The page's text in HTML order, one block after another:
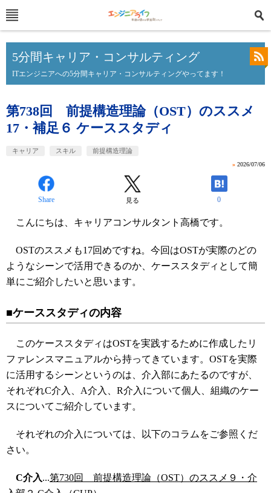
5分間キャリア・コンサルティング
ITエンジニアへの5分間キャリア・コンサルティングやってます！
第738回 前提構造理論（OST）のススメ
17・補足６ ケーススタディ
キャリア スキル 前提構造理論
» 2026/07/06
Share 見る 0
こんにちは、キャリアコンサルタント高橋です。
OSTのススメも17回めですね。今回はOSTが実際のどの
ようなシーンで活用できるのか、ケーススタディとして簡
単にご紹介したいと思います。
■ケーススタディの内容
このケーススタディはOSTを実践するために作成したリ
ファレンスマニュアルから持ってきています。OSTを実際
に活用するシーンというのは、介入部にあたるのですが、
それぞれC介入、A介入、R介入について個人、組織のケー
スについてご紹介しています。
それぞれの介入については、以下のコラムをご参照くだ
さい。
C介入...第730回 前提構造理論（OST）のススメ９・介